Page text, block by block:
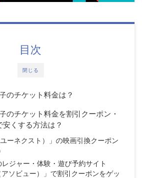
閉じる
目次
のチケット料金は？
のチケット料金を割引クーポン・
くする方法は？
ユーネクスト）」の映画引換クーポン
レジャー・体験・遊び予約サイト
アソビュー）」で割引クーポンをゲッ